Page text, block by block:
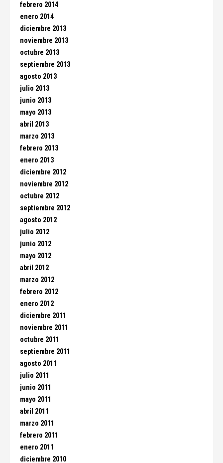
febrero 2014
enero 2014
diciembre 2013
noviembre 2013
octubre 2013
septiembre 2013
agosto 2013
julio 2013
junio 2013
mayo 2013
abril 2013
marzo 2013
febrero 2013
enero 2013
diciembre 2012
noviembre 2012
octubre 2012
septiembre 2012
agosto 2012
julio 2012
junio 2012
mayo 2012
abril 2012
marzo 2012
febrero 2012
enero 2012
diciembre 2011
noviembre 2011
octubre 2011
septiembre 2011
agosto 2011
julio 2011
junio 2011
mayo 2011
abril 2011
marzo 2011
febrero 2011
enero 2011
diciembre 2010